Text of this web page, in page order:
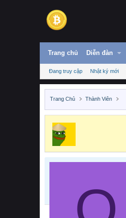
Trang chủ Diễn đàn
Đang truy cập Nhật ký mới
Trang Chủ Thành Viên